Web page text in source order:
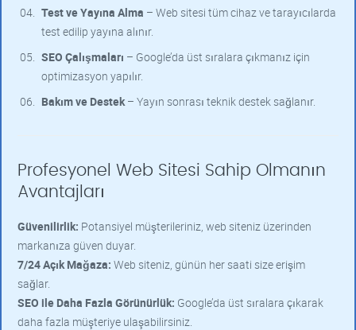
Test ve Yayına Alma – Web sitesi tüm cihaz ve tarayıcılarda
test edilip yayına alınır.
SEO Çalışmaları – Google’da üst sıralara çıkmanız için
optimizasyon yapılır.
Bakım ve Destek– Yayın sonrası teknik destek sağlanır.
Profesyonel Web Sitesi Sahip Olmanın
Avantajları
Güvenilirlik: Potansiyel müşterileriniz, web siteniz üzerinden
markanıza güven duyar.
7/24 Açık Mağaza: Web siteniz, günün her saati size erişim
sağlar.
SEO ile Daha Fazla Görünürlük: Google’da üst sıralara çıkarak
daha fazla müşteriye ulaşabilirsiniz.